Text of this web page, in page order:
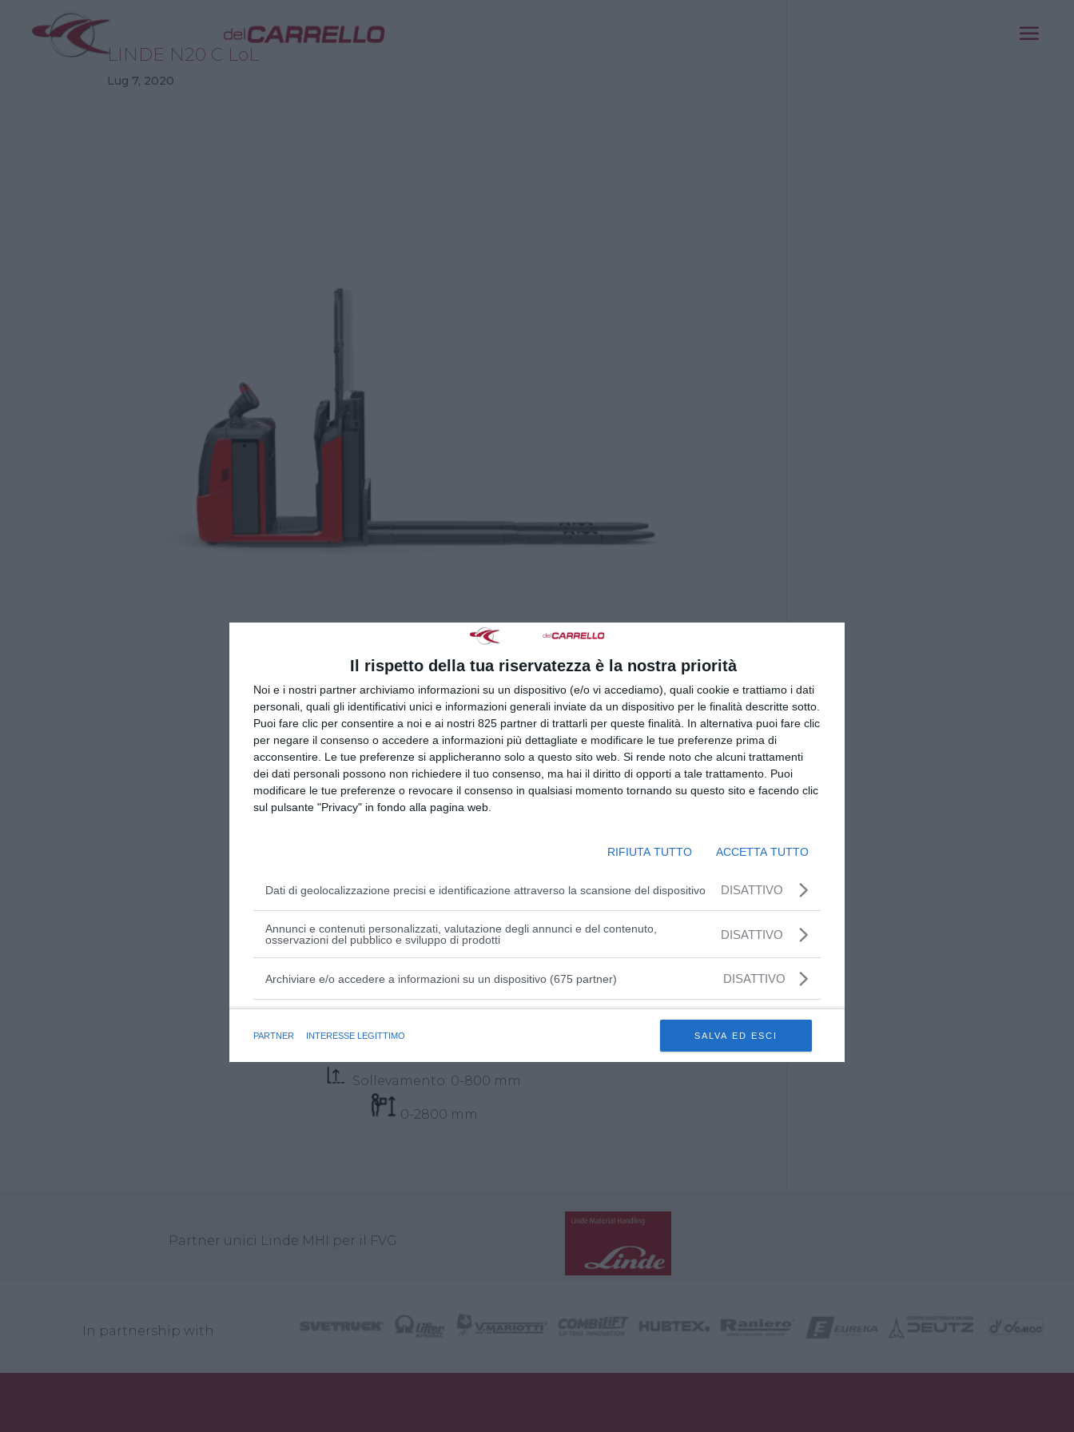
Il rispetto della tua riservatezza è la nostra priorità
Noi e i nostri partner archiviamo informazioni su un dispositivo (e/o vi accediamo), quali cookie e trattiamo i dati
personali, quali gli identificativi unici e informazioni generali inviate da un dispositivo per le finalità descritte sotto.
Puoi fare clic per consentire a noi e ai nostri 825 partner di trattarli per queste finalità. In alternativa puoi fare clic
per negare il consenso o accedere a informazioni più dettagliate e modificare le tue preferenze prima di
acconsentire. Le tue preferenze si applicheranno solo a questo sito web. Si rende noto che alcuni trattamenti
dei dati personali possono non richiedere il tuo consenso, ma hai il diritto di opporti a tale trattamento. Puoi
modificare le tue preferenze o revocare il consenso in qualsiasi momento tornando su questo sito e facendo clic
sul pulsante "Privacy" in fondo alla pagina web.
RIFIUTA TUTTO ACCETTA TUTTO
Dati di geolocalizzazione precisi e identificazione attraverso la scansione del dispositivo DISATTIVO
Annunci e contenuti personalizzati, valutazione degli annunci e del contenuto,
osservazioni del pubblico e sviluppo di prodotti
DISATTIVO
Archiviare e/o accedere a informazioni su un dispositivo (675 partner) DISATTIVO
PARTNER INTERESSE LEGITTIMO SALVA ED ESCI
LINDE N20 C LoL
Lug 7, 2020
Sollevamento: 0-800 mm
0-2800 mm
Partner unici Linde MHI per il FVG
In partnership with